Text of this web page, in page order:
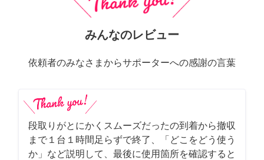
みんなのレビュー
依頼者のみなさまからサポーターへの感謝の言葉
段取りがとにかくスムーズだったの到着から撤収
まで１台１時間足らずで終了、「どこをどう使う
か」など説明して、最後に使用箇所を確認すると